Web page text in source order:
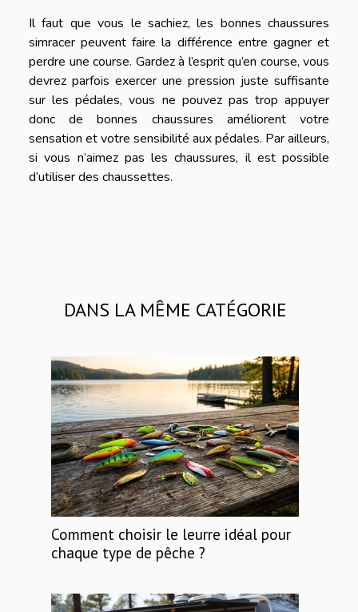
Il faut que vous le sachiez, les bonnes chaussures
simracer peuvent faire la différence entre gagner et
perdre une course. Gardez à l’esprit qu’en course, vous
devrez parfois exercer une pression juste suffisante
sur les pédales, vous ne pouvez pas trop appuyer
donc de bonnes chaussures améliorent votre
sensation et votre sensibilité aux pédales. Par ailleurs,
si vous n’aimez pas les chaussures, il est possible
d’utiliser des chaussettes.
DANS LA MÊME CATÉGORIE
Comment choisir le leurre idéal pour
chaque type de pêche ?